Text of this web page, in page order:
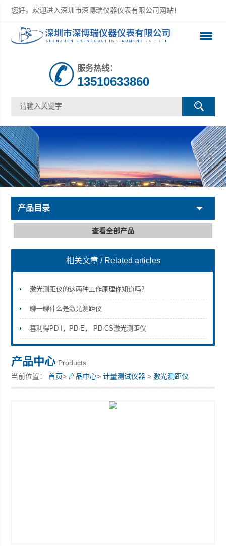
您好，欢迎进入深圳市深博瑞仪器仪表有限公司网站！
深圳市深博瑞仪器仪表有限公司
服务热线：
13510633860
产品目录
查看全部产品
相关文章 / Related articles
激光测距仪的这两种工作原理你知道吗？
聊一聊什么是激光测距仪
喜利得PD-I，PD-E， PD-CS激光测距仪
产品中心 Products
当前位置：首页> 产品中心>计量测试仪器 >激光测距仪